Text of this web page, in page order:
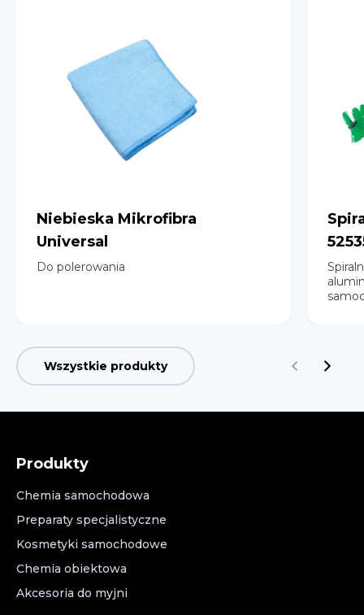
Niebieska Mikrofibra
Universal
Do polerowania
Wszystkie produkty
Produkty
Chemia samochodowa
Preparaty specjalistyczne
Kosmetyki samochodowe
Chemia obiektowa
Akcesoria do myjni